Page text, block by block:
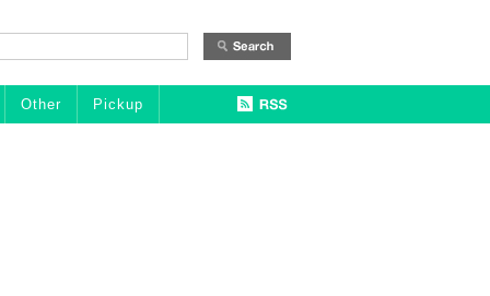
Other Pickup